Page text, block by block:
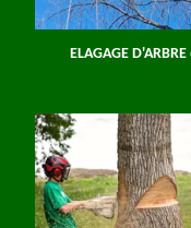
ELAGAGE D'ARBRE